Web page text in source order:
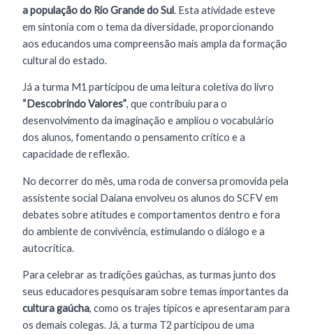
a população do Rio Grande do Sul. Esta atividade esteve
em sintonia com o tema da diversidade, proporcionando
aos educandos uma compreensão mais ampla da formação
cultural do estado.
Já a turma M1 participou de uma leitura coletiva do livro
“Descobrindo Valores”, que contribuiu para o
desenvolvimento da imaginação e ampliou o vocabulário
dos alunos, fomentando o pensamento crítico e a
capacidade de reflexão.
No decorrer do mês, uma roda de conversa promovida pela
assistente social Daiana envolveu os alunos do SCFV em
debates sobre atitudes e comportamentos dentro e fora
do ambiente de convivência, estimulando o diálogo e a
autocrítica.
Para celebrar as tradições gaúchas, as turmas junto dos
seus educadores pesquisaram sobre temas importantes da
cultura gaúcha, como os trajes típicos e apresentaram para
os demais colegas. Já, a turma T2 participou de uma